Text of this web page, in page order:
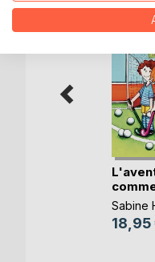
Sabine
18,95